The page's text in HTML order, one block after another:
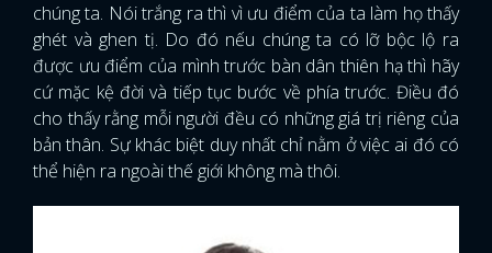
chúng ta. Nói trắng ra thì vì ưu điểm của ta làm họ thấy
ghét và ghen tị. Do đó nếu chúng ta có lỡ bộc lộ ra
được ưu điểm của mình trước bàn dân thiên hạ thì hãy
cứ mặc kệ đời và tiếp tục bước về phía trước. Điều đó
cho thấy rằng mỗi người đều có những giá trị riêng của
bản thân. Sự khác biệt duy nhất chỉ nằm ở việc ai đó có
thể hiện ra ngoài thế giới không mà thôi.